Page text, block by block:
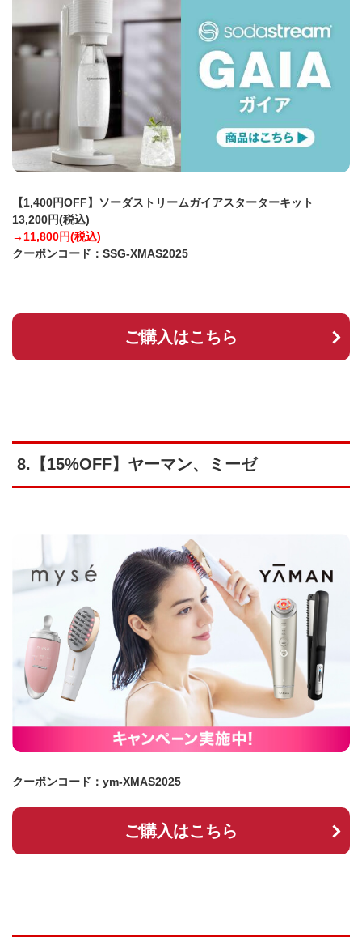
【1,400円OFF】ソーダストリームガイアスターターキット
13,200円(税込)
→11,800円(税込)
クーポンコード：SSG-XMAS2025
ご購入はこちら
8.【15%OFF】ヤーマン、ミーゼ
クーポンコード：ym-XMAS2025
ご購入はこちら